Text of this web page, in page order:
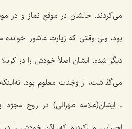
می‌کردند. حالشان در موقع نماز و در
بود، ولی وقتی که زیارت عاشورا
دیگر شده، ایشان اصلاً خودش را در
می‌گذاشت، از وَجَنات معلوم بود،
ـ ایشان(علامه طهرانی) در روح مجرّد